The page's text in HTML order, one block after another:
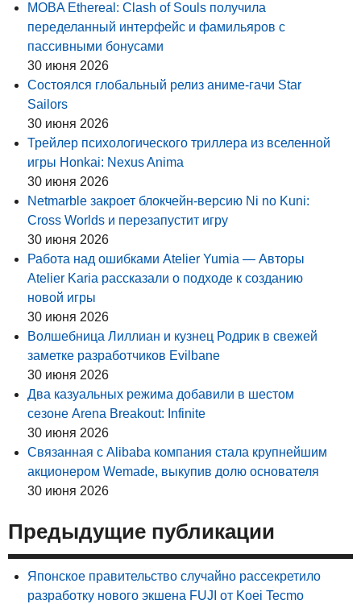
MOBA Ethereal: Clash of Souls получила
переделанный интерфейс и фамильяров с
пассивными бонусами
30 июня 2026
Состоялся глобальный релиз аниме-гачи Star
Sailors
30 июня 2026
Трейлер психологического триллера из вселенной
игры Honkai: Nexus Anima
30 июня 2026
Netmarble закроет блокчейн-версию Ni no Kuni:
Cross Worlds и перезапустит игру
30 июня 2026
Работа над ошибками Atelier Yumia — Авторы
Atelier Karia рассказали о подходе к созданию
новой игры
30 июня 2026
Волшебница Лиллиан и кузнец Родрик в свежей
заметке разработчиков Evilbane
30 июня 2026
Два казуальных режима добавили в шестом
сезоне Arena Breakout: Infinite
30 июня 2026
Связанная с Alibaba компания стала крупнейшим
акционером Wemade, выкупив долю основателя
30 июня 2026
Предыдущие публикации
Японское правительство случайно рассекретило
разработку нового экшена FUJI от Koei Tecmo